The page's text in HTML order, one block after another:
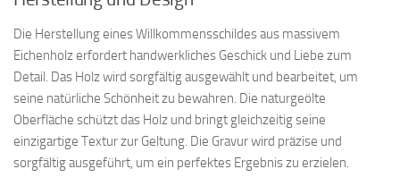
Die Herstellung eines Willkommensschildes aus massivem
Eichenholz erfordert handwerkliches Geschick und Liebe zum
Detail. Das Holz wird sorgfältig ausgewählt und bearbeitet, um
seine natürliche Schönheit zu bewahren. Die naturgeölte
Oberfläche schützt das Holz und bringt gleichzeitig seine
einzigartige Textur zur Geltung. Die Gravur wird präzise und
sorgfältig ausgeführt, um ein perfektes Ergebnis zu erzielen.